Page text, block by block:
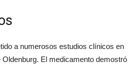
a numerosos estudios clínicos en
El medicamento demostró